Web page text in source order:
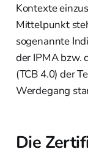
Kontexte
Mittelpunkt
sogenannte
der IPMA bzw.
(TCB 4.0) der
Werdegang
Die